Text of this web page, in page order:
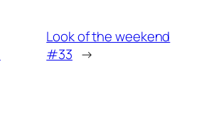
Look of the weekend
#33 →